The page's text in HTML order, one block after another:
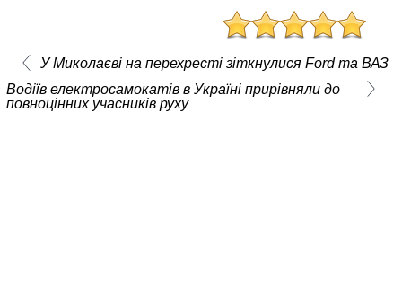
У Миколаєві на перехресті зіткнулися Ford та ВАЗ
Водіїв електросамокатів в Україні прирівняли до
повноцінних учасників руху